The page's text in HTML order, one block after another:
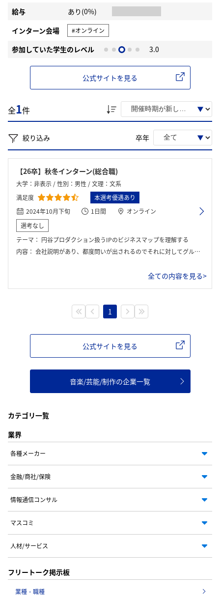
給与
あり(0%)
インターン会場
#オンライン
参加していた学生のレベル 3.0
公式サイトを見る
全1件
絞り込み 卒年
【26卒】秋冬インターン(総合職)
大学：非表示 / 性別：男性 / 文理：文系
満足度
本選考優遇あり
2024年10月下旬
1日間
オンライン
選考なし
テーマ： 円谷プロダクション扱うIPのビジネスマップを理解する
内容： 会社説明があり、都度問いが出されるのでそれに対してグループワークをして発表。これを繰り返す。
全ての内容を見る>
1
公式サイトを見る
音楽/芸能/制作の企業一覧
カテゴリ一覧
業界
各種メーカー
金融/商社/保険
情報通信コンサル
マスコミ
人材/サービス
フリートーク掲示板
業種・職種